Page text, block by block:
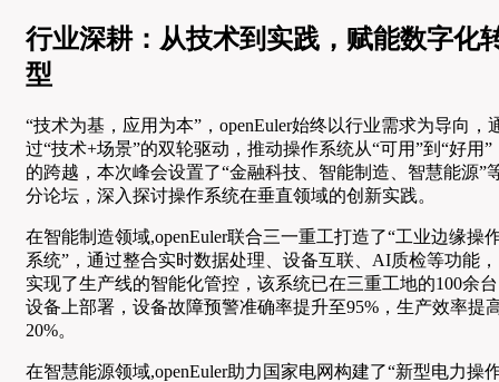
行业深耕：从技术到实践，赋能数字化
型
“技术为基，应用为本”，openEuler始终以行业需求为导向，
过“技术+场景”的双轮驱动，推动操作系统从“可用”到“好用”
的跨越，本次峰会设置了“金融科技、智能制造、智慧能源”
分论坛，深入探讨操作系统在垂直领域的创新实践。
在智能制造领域,openEuler联合三一重工打造了“工业边缘操
系统”，通过整合实时数据处理、设备互联、AI质检等功能，
实现了生产线的智能化管控，该系统已在三重工地的100余台
设备上部署，设备故障预警准确率提升至95%，生产效率提
20%。
在智慧能源领域,openEuler助力国家电网构建了“新型电力操